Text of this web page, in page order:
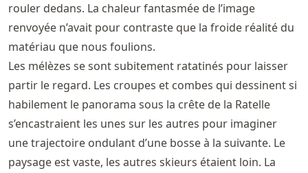
rouler dedans. La chaleur fantasmée de l’image
renvoyée n’avait pour contraste que la froide réalité du
matériau que nous foulions.
Les mélèzes se sont subitement ratatinés pour laisser
partir le regard. Les croupes et combes qui dessinent si
habilement le panorama sous la crête de la Ratelle
s’encastraient les unes sur les autres pour imaginer
une trajectoire ondulant d’une bosse à la suivante. Le
paysage est vaste, les autres skieurs étaient loin. La